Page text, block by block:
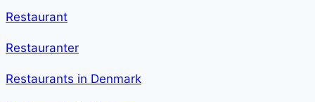
Restaurant
Restauranter
Restaurants in Denmark